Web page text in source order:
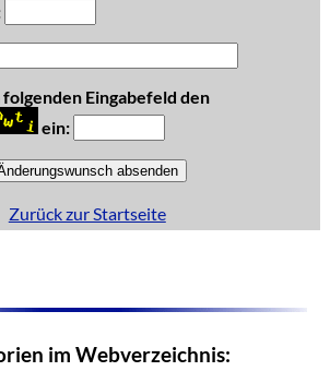
Eingabefeld den
ein:
Zurück zur Startseite
im Webverzeichnis: